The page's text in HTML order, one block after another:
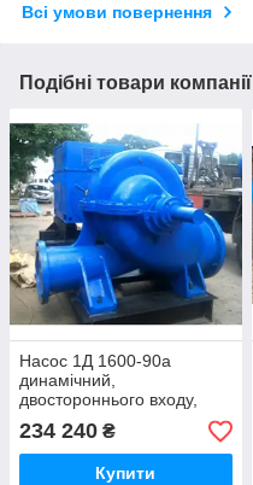
Всі умови повернення
Подібні товари компанії
Насос 1Д 1600-90а
динамічний,
двостороннього входу,
відцентровий,
горизонтальний,
одноступеневий для води.
234 240 ₴
Купити